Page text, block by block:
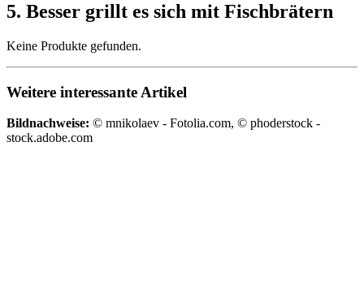
5. Besser grillt es sich mit Fischbrätern
Keine Produkte gefunden.
Weitere interessante Artikel
Bildnachweise: © mnikolaev - Fotolia.com, © phoderstock -
stock.adobe.com